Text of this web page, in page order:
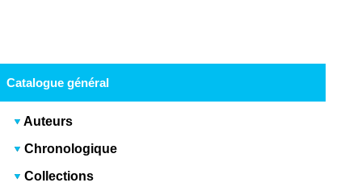
Catalogue général
Auteurs
Chronologique
Collections